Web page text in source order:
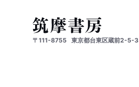
〒111-8755 東京都台東区蔵前2-5-3